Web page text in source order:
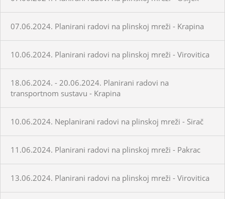
07.06.2024. Planirani radovi na plinskoj mreži - Krapina
10.06.2024. Planirani radovi na plinskoj mreži - Virovitica
18.06.2024. - 20.06.2024. Planirani radovi na
transportnom sustavu - Krapina
10.06.2024. Neplanirani radovi na plinskoj mreži - Sirač
11.06.2024. Planirani radovi na plinskoj mreži - Pakrac
13.06.2024. Planirani radovi na plinskoj mreži - Virovitica